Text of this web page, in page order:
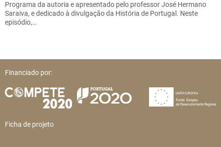
Programa da autoria e apresentado pelo professor José Hermano
Saraiva, e dedicado à divulgação da História de Portugal. Neste
episódio,…
Financiado por:
Ficha de projeto